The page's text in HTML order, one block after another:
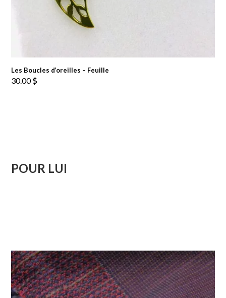
Les Boucles d’oreilles – Feuille
30.00$
POUR LUI